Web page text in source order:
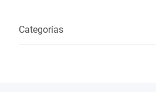
Categorías